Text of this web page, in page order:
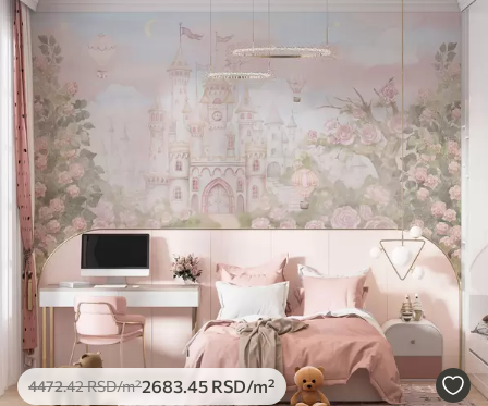
4472.42RSD/m²2683 .45 RSD/m²